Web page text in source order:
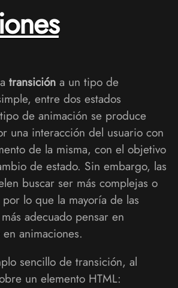
transicióna un tipo de
entre dos estados
de animación se produce
una interacción del usuario con
de la misma, con el objetivo
de estado. Sin embargo, las
buscar ser más complejas o
lo que la mayoría de las
adecuado pensar en
animaciones.
sencillo de transición, al
un elemento HTML: